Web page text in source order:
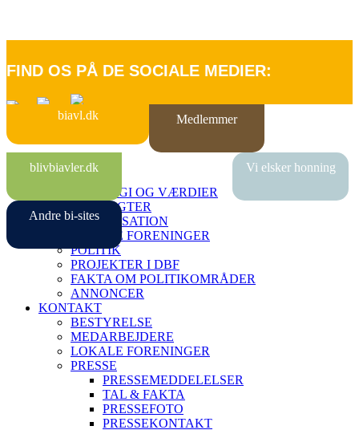
FIND OS PÅ DE SOCIALE MEDIER:
biavl.dk Medlemmer
blivbiavler.dk Vi elsker honning
Andre bi-sites
FORSIDE
STRATEGI OG VÆRDIER
VEDTÆGTER
ORGANISATION
LOKALE FORENINGER
POLITIK
PROJEKTER I DBF
FAKTA OM POLITIKOMRÅDER
ANNONCER
KONTAKT
BESTYRELSE
MEDARBEJDERE
LOKALE FORENINGER
PRESSE
PRESSEMEDDELELSER
TAL & FAKTA
PRESSEFOTO
PRESSEKONTAKT